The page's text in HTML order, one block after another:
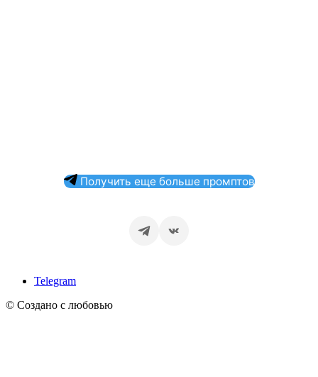
Получить еще больше промптов
Telegram
© Создано с любовью